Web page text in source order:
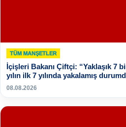
TÜM MANŞETLER
İçişleri Bakanı Çiftçi: “Yaklaşık 7
yılın ilk 7 yılında yakalamış
08.08.2026